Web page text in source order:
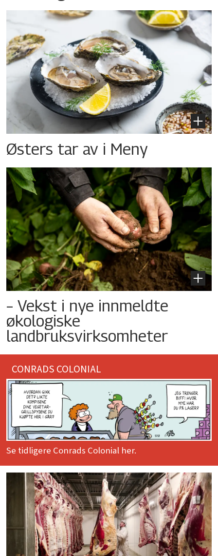
Østers tar av i Meny
– Vekst i nye innmeldte
økologiske
landbruksvirksomheter
CONRADS COLONIAL
Se tidligere Conrads Colonial her.